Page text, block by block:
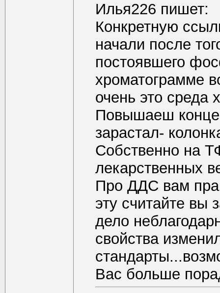
Илья226 пишет:
Конкретную
начали после
постоявшего
хроматограмме
очень это среда
Повышаеш
зарастал-
Собственно на
лекарственных
Про ДДС вам
эту считайте вы
дело
свойства
Вас больше